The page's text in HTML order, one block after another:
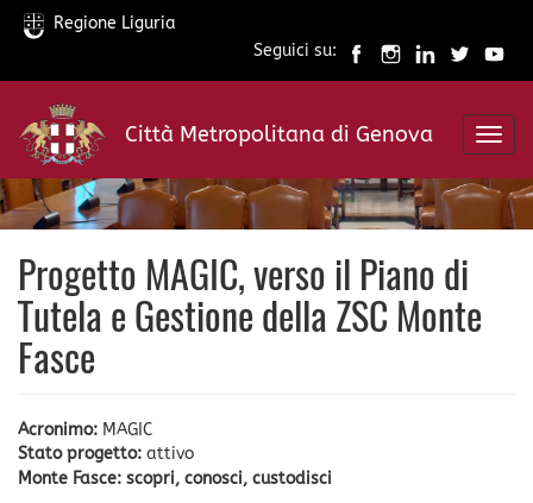
Salta
contenuto
principale
Regione Liguria
Seguici su:
Città Metropolitana di Genova
Progetto MAGIC, verso il Piano di
Tutela e Gestione della ZSC Monte
Fasce
Acronimo: MAGIC
Stato progetto: attivo
Monte Fasce: scopri, conosci, custodisci